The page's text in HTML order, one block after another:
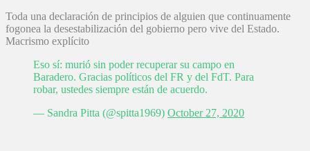
Toda una declaración de principios de alguien que continuamente
fogonea la desestabilización del gobierno pero vive del Estado.
Macrismo explícito
Eso sí: murió sin poder recuperar su campo en
Baradero. Gracias políticos del FR y del FdT. Para
robar, ustedes siempre están de acuerdo.
— Sandra Pitta (@spitta1969) October 27, 2020